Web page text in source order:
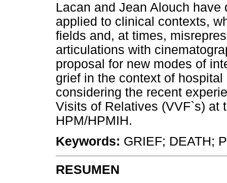
Lacan and Jean Alouch
applied to clinical contexts,
fields and, at times,
articulations with
proposal for new modes of
grief in the context of
considering the recent
Visits of Relatives (VVF`s) at
HPM/HPMIH.
Keywords: GRIEF; DEATH;
RESUMEN